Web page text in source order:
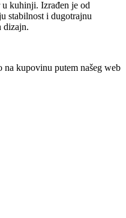
kuhinji. Izrađen je od
stabilnost i dugotrajnu
dizajn.
na kupovinu putem našeg web